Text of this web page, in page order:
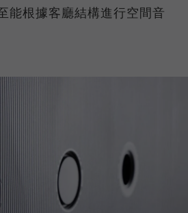
能根據客廳結構進行空間音